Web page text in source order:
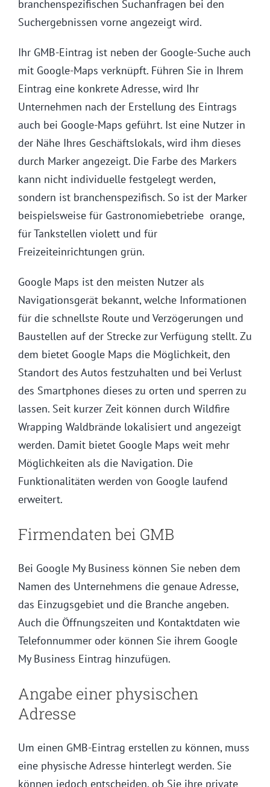
branchenspezifischen Suchanfragen bei den
Suchergebnissen vorne angezeigt wird.
Ihr GMB-Eintrag ist neben der Google-Suche auch
mit Google-Maps verknüpft. Führen Sie in Ihrem
Eintrag eine konkrete Adresse, wird Ihr
Unternehmen nach der Erstellung des Eintrags
auch bei Google-Maps geführt. Ist eine Nutzer in
der Nähe Ihres Geschäftslokals, wird ihm dieses
durch Marker angezeigt. Die Farbe des Markers
kann nicht individuelle festgelegt werden,
sondern ist branchenspezifisch. So ist der Marker
beispielsweise für Gastronomiebetriebe orange,
für Tankstellen violett und für
Freizeiteinrichtungen grün.
Google Maps ist den meisten Nutzer als
Navigationsgerät bekannt, welche Informationen
für die schnellste Route und Verzögerungen und
Baustellen auf der Strecke zur Verfügung stellt. Zu
dem bietet Google Maps die Möglichkeit, den
Standort des Autos festzuhalten und bei Verlust
des Smartphones dieses zu orten und sperren zu
lassen. Seit kurzer Zeit können durch Wildfire
Wrapping Waldbrände lokalisiert und angezeigt
werden. Damit bietet Google Maps weit mehr
Möglichkeiten als die Navigation. Die
Funktionalitäten werden von Google laufend
erweitert.
Firmendaten bei GMB
Bei Google My Business können Sie neben dem
Namen des Unternehmens die genaue Adresse,
das Einzugsgebiet und die Branche angeben.
Auch die Öffnungszeiten und Kontaktdaten wie
Telefonnummer oder können Sie ihrem Google
My Business Eintrag hinzufügen.
Angabe einer physischen
Adresse
Um einen GMB-Eintrag erstellen zu können, muss
eine physische Adresse hinterlegt werden. Sie
können jedoch entscheiden, ob Sie ihre private